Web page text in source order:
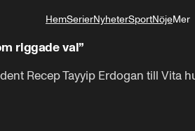
HemSerierNyheterSportNöjeMer
riggade val”
Recep Tayyip Erdogan till Vita